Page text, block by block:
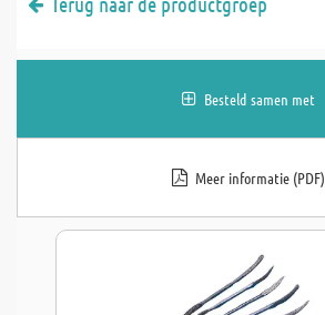
Besteld samen met
Meer informatie (PDF)